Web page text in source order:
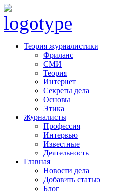
Теория журналистики
Фриланс
СМИ
Теория
Интернет
Секреты дела
Основы
Этика
Журналисты
Профессия
Интервью
Известные
Деятельность
Главная
Новости дела
Добавить статью
Блог